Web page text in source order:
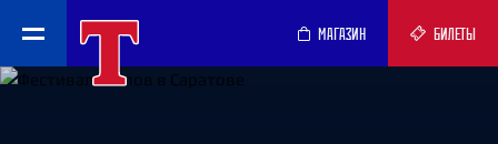
МАГАЗИН БИЛЕТЫ